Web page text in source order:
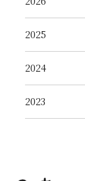
2025
2024
2023